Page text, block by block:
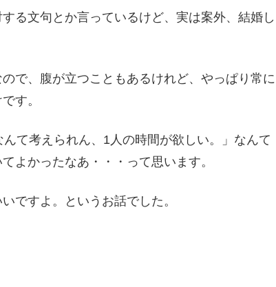
る文句とか言っているけど、実は案外、結婚し
で、腹が立つこともあるけれど、やっぱり常に
す。
て考えられん、1人の時間が欲しい。」なんて
よかったなあ・・・って思います。
ですよ。というお話でした。